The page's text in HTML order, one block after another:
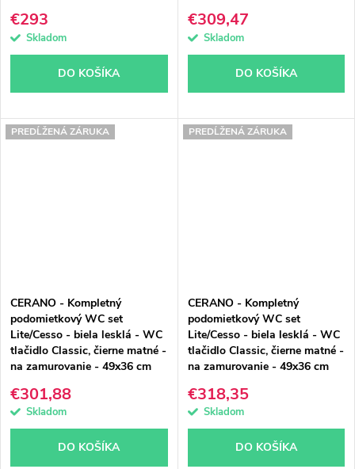
€293
Skladom
DO KOŠÍKA
€309,47
Skladom
DO KOŠÍKA
PREDĹŽENÁ ZÁRUKA
CERANO - Kompletný
podomietkový WC set
Lite/Cesso - biela lesklá - WC
tlačidlo Classic, čierne matné -
na zamurovanie - 49x36 cm
€301,88
Skladom
DO KOŠÍKA
PREDĹŽENÁ ZÁRUKA
CERANO - Kompletný
podomietkový WC set
Lite/Cesso - biela lesklá - WC
tlačidlo Classic, čierne matné -
na zamurovanie - 49x36 cm
€318,35
Skladom
DO KOŠÍKA